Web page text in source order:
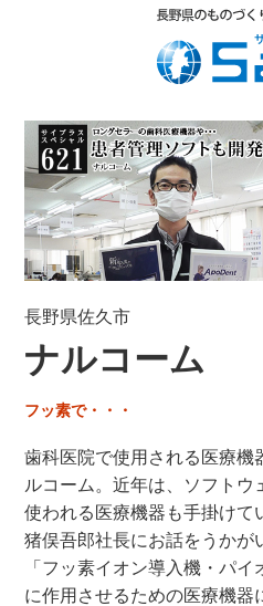
長野県佐久市
ナルコーム
フッ素で・・・
歯科医院で使用される医療機
ルコーム。近年は、ソフト
使われる医療機器も手掛けて
猪俣吾郎社長にお話をうかが
「フッ素イオン導入機・パ
に作用させるための医療機器